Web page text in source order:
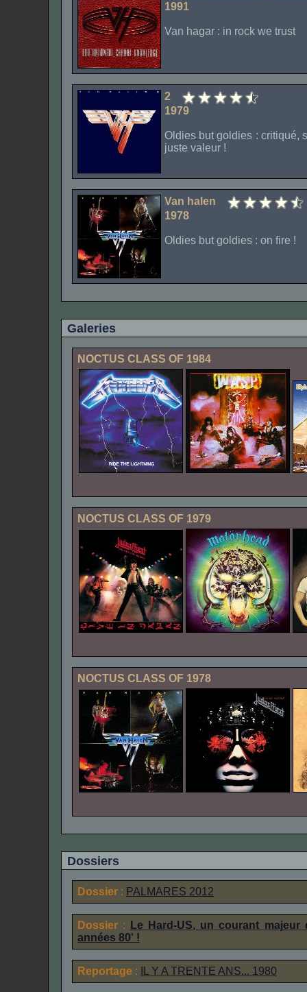
1991
Van hagar : in rock we trust
2
1979
Oldies but goldies : critiqué,
juste valeur !
Van halen
1978
Oldies but goldies : on fire !
Galeries
NOCTUS CLASS OF 1984
NOCTUS CLASS OF 1979
NOCTUS CLASS OF 1978
Dossiers
Dossier : PALMARES 2012
Dossier : Le Hard-US, un courant majeur
années 80' !
Reportage : IL Y A TRENTE ANS... 1980